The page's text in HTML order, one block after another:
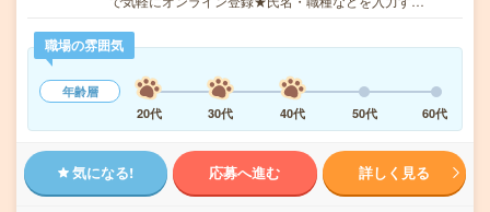
職場の雰囲気
年齢層
20代
30代 40代 50代 60代
気になる! 応募へ進む 詳しく見る